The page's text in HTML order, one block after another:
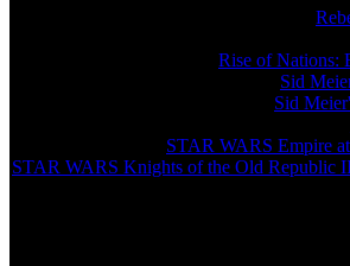
Rise of Nations:
Sid
Sid
STAR WARS Empire
STAR WARS Knights of the Old Republic